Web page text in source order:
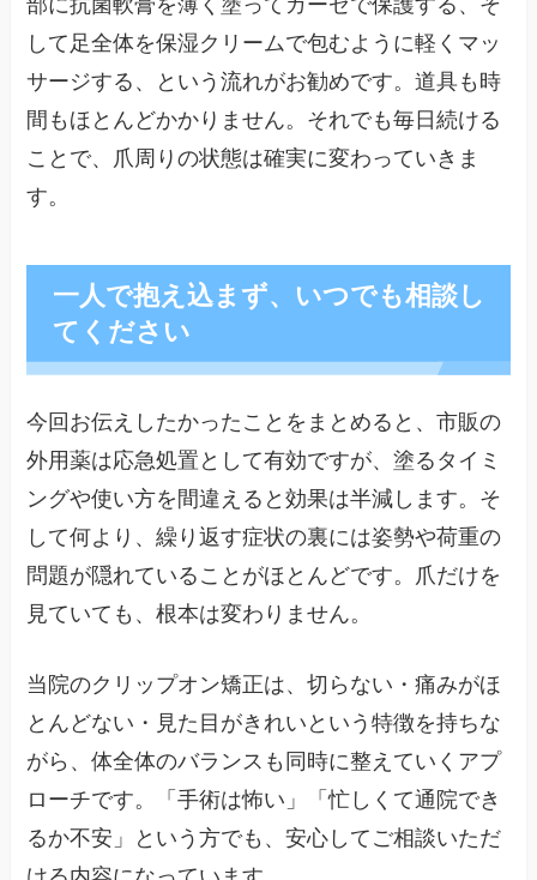
して足全体を保湿クリームで包むように軽くマッ
サージする、という流れがお勧めです。道具も時
間もほとんどかかりません。それでも毎日続ける
ことで、爪周りの状態は確実に変わっていきま
す。
一人で抱え込まず、いつでも相談し
てください
今回お伝えしたかったことをまとめると、市販の
外用薬は応急処置として有効ですが、塗るタイミ
ングや使い方を間違えると効果は半減します。そ
して何より、繰り返す症状の裏には姿勢や荷重の
問題が隠れていることがほとんどです。爪だけを
見ていても、根本は変わりません。
当院のクリップオン矯正は、切らない・痛みがほ
とんどない・見た目がきれいという特徴を持ちな
がら、体全体のバランスも同時に整えていくアプ
ローチです。「手術は怖い」「忙しくて通院でき
るか不安」という方でも、安心してご相談いただ